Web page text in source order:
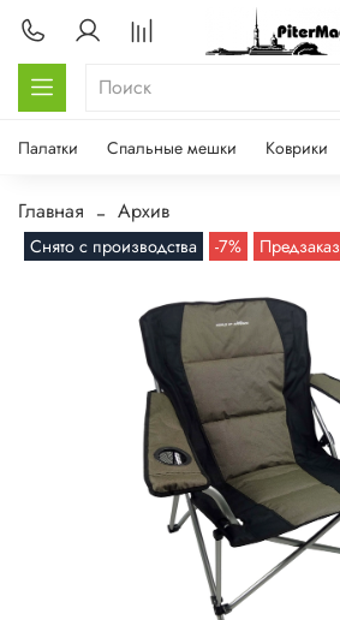
Палатки Спальные мешки Коврики
Главная Архив
Снято с производства -7% Предзаказ